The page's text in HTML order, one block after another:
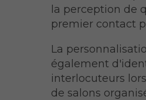
la perception de
premier contact
La
également
interlocuteurs
de salons